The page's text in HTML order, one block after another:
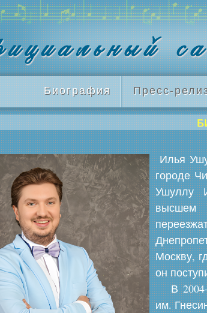
Биография Пресс-
Илья
городе
Ушуллу
высшем
Москву,
он
В
им.